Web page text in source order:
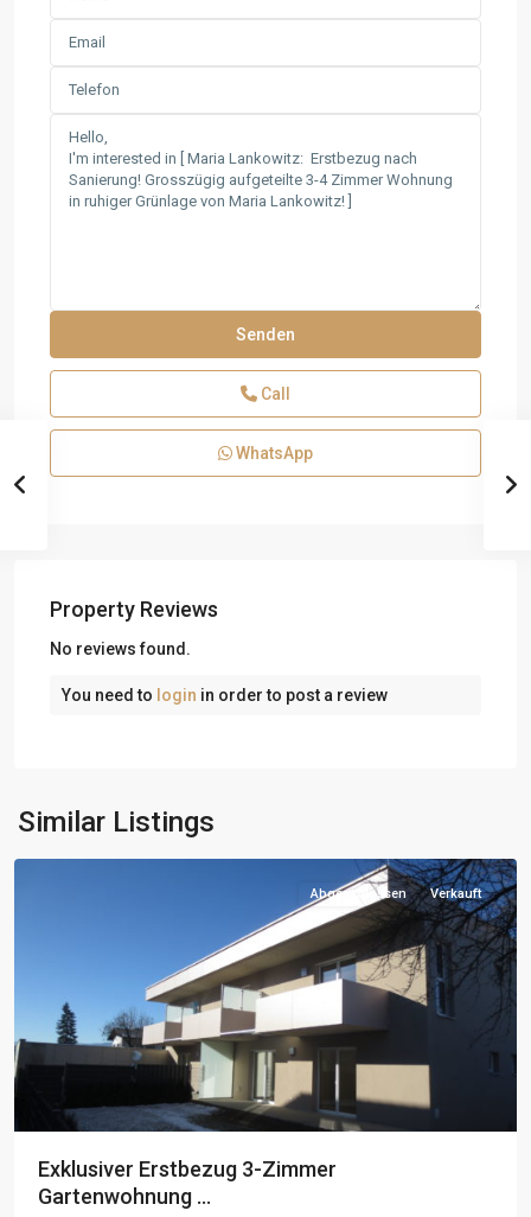
Call
WhatsApp
Property Reviews
No reviews found.
You need to login in order to post a review
Similar Listings
Abgeschlossen Verkauft
Exklusiver Erstbezug 3-Zimmer
Gartenwohnung ...